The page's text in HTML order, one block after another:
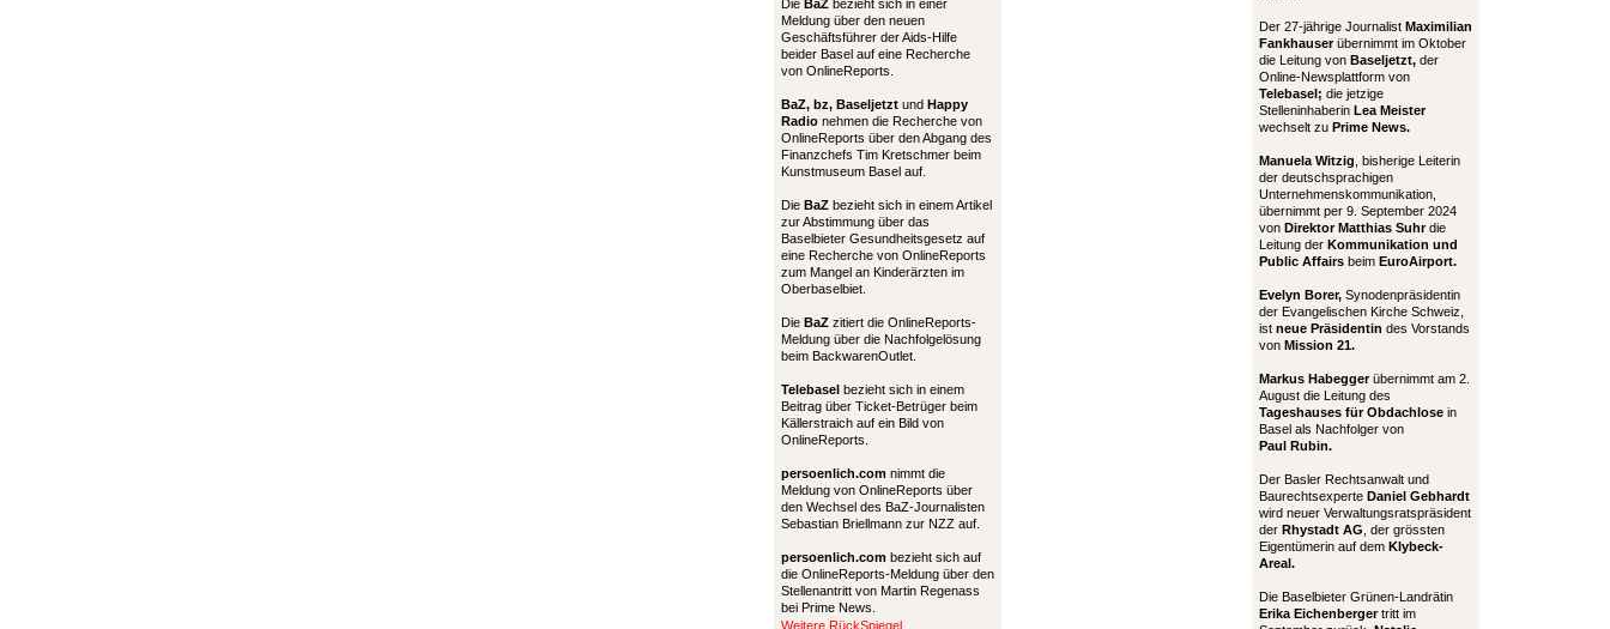
Die BaZ bezieht sich in einer
Meldung über den neuen
Geschäftsführer der Aids-Hilfe
beider Basel auf eine Recherche
von OnlineReports.
BaZ, bz, Baseljetzt und Happy
Radio nehmen die Recherche von
OnlineReports über den Abgang des
Finanzchefs Tim Kretschmer beim
Kunstmuseum Basel auf.
Die BaZ bezieht sich in einem Artikel
zur Abstimmung über das
Baselbieter Gesundheitsgesetz auf
eine Recherche von OnlineReports
zum Mangel an Kinderärzten im
Oberbaselbiet.
Die BaZ zitiert die OnlineReports-
Meldung über die Nachfolgelösung
beim BackwarenOutlet.
Telebasel bezieht sich in einem
Beitrag über Ticket-Betrüger beim
Källerstraich auf ein Bild von
OnlineReports.
persoenlich.com nimmt die
Meldung von OnlineReports über
den Wechsel des BaZ-Journalisten
Sebastian Briellmann zur NZZ auf.
persoenlich.com bezieht sich auf
die OnlineReports-Meldung über den
Stellenantritt von Martin Regenass
bei Prime News.
Weitere RückSpiegel
Der 27-jährige Journalist Maximilian
Fankhauserübernimmt im Oktober
die Leitung von Baseljetzt, der
Online-Newsplattform von
Telebasel; die jetzige
Stelleninhaberin Lea Meister
wechselt zu Prime News.
Manuela Witzig , bisherige Leiterin
der deutschsprachigen
Unternehmenskommunikation,
übernimmt per 9. September 2024
von Direktor Matthias Suhrdie
Leitung der Kommunikation und
Public Affairs beim EuroAirport.
Evelyn Borer, Synodenpräsidentin
der Evangelischen Kirche Schweiz,
ist neue Präsidentin des Vorstands
von Mission 21.
Markus Habeggerübernimmt am 2.
August die Leitung des
Tageshauses für Obdachlose in
Basel als Nachfolger von
Paul Rubin.
Der Basler Rechtsanwalt und
Baurechtsexperte Daniel Gebhardt
wird neuer Verwaltungsratspräsident
der Rhystadt AG , der grössten
Eigentümerin auf dem Klybeck-
Areal.
Die Baselbieter Grünen-Landrätin
Erika Eichenbergertritt im